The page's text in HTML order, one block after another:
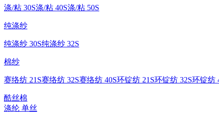
涤/粘 30S涤/粘 40S涤/粘 50S
纯涤纱
纯涤纱 30S纯涤纱 32S
棉纱
赛络纺 21S赛络纺 32S赛络纺 40S环锭纺 21S环锭纺 32S环锭纺
酷丝棉
涤纶 单丝